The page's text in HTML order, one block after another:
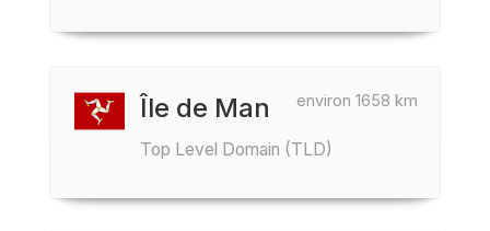
environ 1658 km
Île de Man
Top Level Domain (TLD)